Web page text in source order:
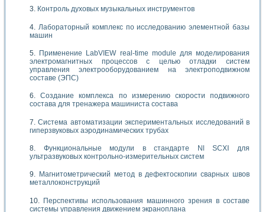
Контроль духовых музыкальных инструментов
Лабораторный комплекс по исследованию элементной базы
машин
Применение LabVIEW real-time module для моделирования
электромагнитных процессов с целью отладки систем
управления электрооборудованием на электроподвижном
составе (ЭПС)
Создание комплекса по измерению скорости подвижного
состава для тренажера машиниста состава
Система автоматизации экспериментальных исследований в
гиперзвуковых аэродинамических трубах
Функциональные модули в стандарте Nl SCXI для
ультразвуковых контрольно-измерительных систем
Магнитометрический метод в дефектоскопии сварных швов
металлоконструкций
Перспективы использования машинного зрения в составе
системы управления движением экраноплана